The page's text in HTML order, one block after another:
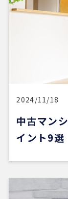
2024/11/18
中古マン
イント9選